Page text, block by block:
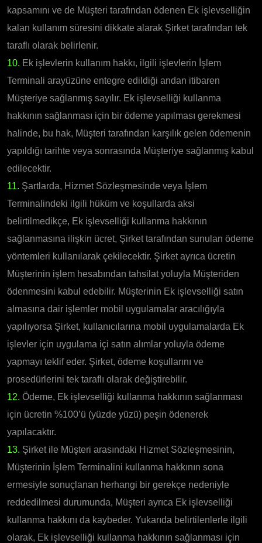
kapsamını ve de Müşteri tarafından ödenen Ek işlevselliğin
kalan kullanım süresini dikkate alarak Şirket tarafından tek
taraflı olarak belirlenir.
10. Ek işlevlerin kullanım hakkı, ilgili işlevlerin İşlem
Terminali arayüzüne entegre edildiği andan itibaren
Müşteriye sağlanmış sayılır. Ek işlevselliği kullanma
hakkının sağlanması için bir ödeme yapılması gerekmesi
halinde, bu hak, Müşteri tarafından karşılık gelen ödemenin
yapıldığı tarihte veya sonrasında Müşteriye sağlanmış kabul
edilecektir.
11. Şartlarda, Hizmet Sözleşmesinde veya İşlem
Terminalindeki ilgili hüküm ve koşullarda aksi
belirtilmedikçe, Ek işlevselliği kullanma hakkının
sağlanmasına ilişkin ücret, Şirket tarafından sunulan ödeme
yöntemleri kullanılarak çekilecektir. Şirket ayrıca ücretin
Müşterinin işlem hesabından tahsilat yoluyla Müşteriden
ödenmesini kabul edebilir. Müşterinin Ek işlevselliği satın
almasına dair işlemler mobil uygulamalar aracılığıyla
yapılıyorsa Şirket, kullanıcılarına mobil uygulamalarda Ek
işlevler için uygulama içi satın alımlar yoluyla ödeme
yapmayı teklif eder. Şirket, ödeme koşullarını ve
prosedürlerini tek taraflı olarak değiştirebilir.
12. Ödeme, Ek işlevselliği kullanma hakkının sağlanması
için ücretin %100’ü (yüzde yüzü) peşin ödenerek
yapılacaktır.
13. Şirket ile Müşteri arasındaki Hizmet Sözleşmesinin,
Müşterinin İşlem Terminalini kullanma hakkının sona
ermesiyle sonuçlanan herhangi bir gerekçe nedeniyle
reddedilmesi durumunda, Müşteri ayrıca Ek işlevselliği
kullanma hakkını da kaybeder. Yukarıda belirtilenlerle ilgili
olarak, Ek işlevselliği kullanma hakkının sağlanması için